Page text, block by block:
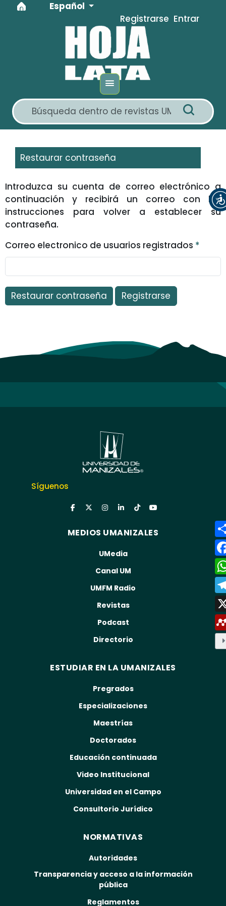
Ir al menú de navegación principal
Ir al contenido principal
Ir al pie de página del sitio
Idioma
Español
Registrarse Entrar
Restaurar contraseña
Introduzca su cuenta de correo electrónico a
continuación y recibirá un correo con las
instrucciones para volver a establecer su
contraseña.
Correo electronico de usuarios registrados *
Obligatorio
Restaurar contraseña Registrarse
Síguenos
MEDIOS UMANIZALES
UMedia
Canal UM
UMFM Radio
Revistas
Podcast
Directorio
ESTUDIAR EN LA UMANIZALES
Pregrados
Especializaciones
Maestrías
Doctorados
Educación continuada
Video Institucional
Universidad en el Campo
Consultorio Jurídico
NORMATIVAS
Autoridades
Transparencia y acceso a la información
pública
Reglamentos